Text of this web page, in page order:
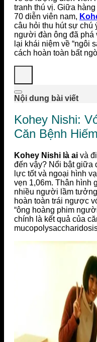
tranh thú vị. Giữa
70 diễn viên nam,
câu hỏi thu hút sự chú
người đàn ông đã phá
lại khái niệm về “ngôi
cách hoàn toàn bất
Nội dung bài viết
Kohey Nishi:
Căn Bệnh
Kohey Nishi là ai và
đến vậy? Nổi bật giữa
lực tốt và ngoại hình
vẹn 1,06m. Thân hình
nhiều người lầm
hoàn toàn trái ngược
“ông hoàng phim
chính là kết quả của